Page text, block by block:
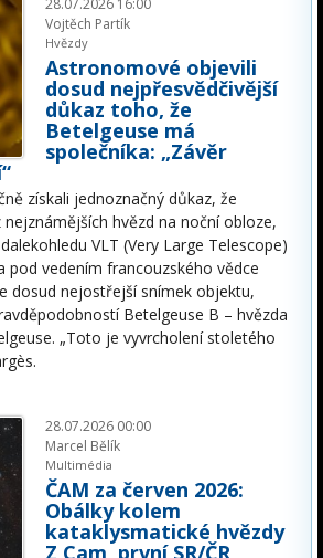
Vojtěch Partík
Hvězdy
Astronomové objevili
dosud nejpřesvědčivější
důkaz toho, že
Betelgeuse má
společníka: „Závěr
získali jednoznačný důkaz, že
hvězd na noční obloze,
VLT (Very Large Telescope)
pod vedením francouzského vědce
dosud nejostřejší snímek objektu,
Betelgeuse B – hvězda
„Toto je vyvrcholení stoletého
28.07.2026 00:00
Marcel Bělík
Multimédia
ČAM za červen 2026:
Obálky kolem
kataklysmatické hvězdy